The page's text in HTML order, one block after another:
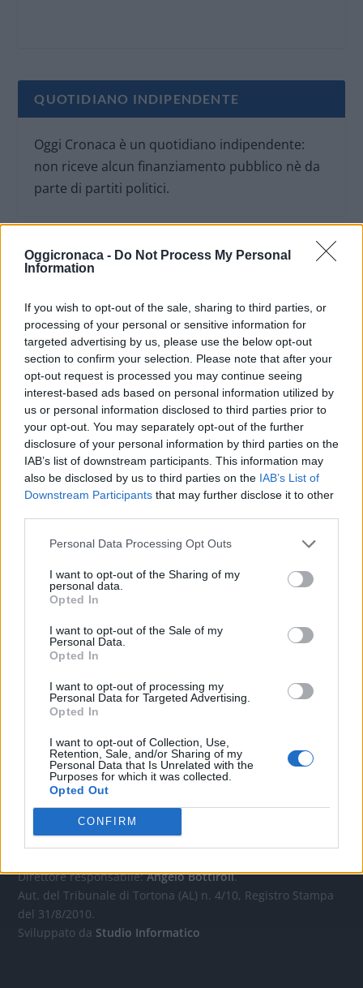
Oggicronaca - Do Not Process My Personal
Information
If you wish to opt-out of the sale, sharing to third parties, or
processing of your personal or sensitive information for
targeted advertising by us, please use the below opt-out
section to confirm your selection. Please note that after your
opt-out request is processed you may continue seeing
interest-based ads based on personal information utilized by
us or personal information disclosed to third parties prior to
your opt-out. You may separately opt-out of the further
disclosure of your personal information by third parties on the
IAB’s list of downstream participants. This information may
also be disclosed by us to third parties on the IAB’s List of
Downstream Participants that may further disclose it to other
Personal Data Processing Opt Outs
I want to opt-out of the Sharing of my
personal data.
Opted In
I want to opt-out of the Sale of my
Personal Data.
Opted In
I want to opt-out of processing my
Personal Data for Targeted Advertising.
Opted In
I want to opt-out of Collection, Use,
Retention, Sale, and/or Sharing of my
Personal Data that Is Unrelated with the
Purposes for which it was collected.
Opted Out
CONFIRM
QUOTIDIANO INDIPENDENTE
Oggi Cronaca è un quotidiano indipendente:
non riceve alcun finanziamento pubblico nè da
parte di partiti politici.
OGGI CRONACA (IM)
Facebook
Twitter
CONTATTACI
Tel. 339.4501161 ANCHE SU WHATSAPP
OGGI CRONACA
Quotidiano d'informazione on line edito dall'Associazione
Direttore responsabile:Angelo Bottiroli.
Aut. del Tribunale di Tortona (AL) n. 4/10, Registro Stampa
del 31/8/2010.
Sviluppato da Studio Informatico